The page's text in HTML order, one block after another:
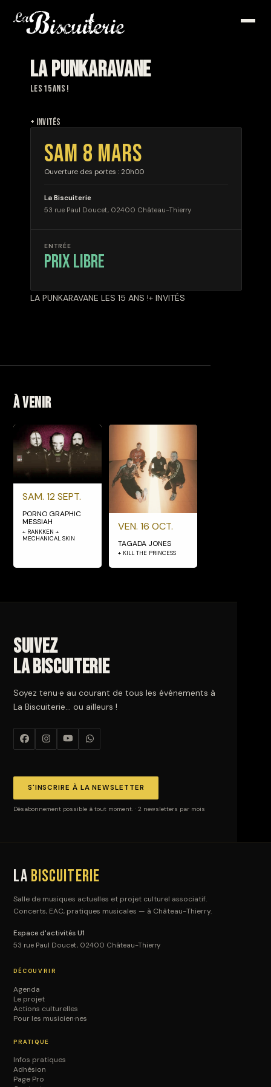
LA PUNKARAVANE
LES 15 ANS !
+ INVITÉS
LA PUNKARAVANE LES 15 ANS !+ INVITÉS
SAM 8 MARS
Ouverture des portes : 20h00
La Biscuiterie
53 rue Paul Doucet, 02400 Château-Thierry
ENTRÉE
prix libre
À venir
SAM. 12 SEPT.
PORNO GRAPHIC
MESSIAH
+ RANKKEN +
MECHANICAL SKIN
VEN. 16 OCT.
TAGADA JONES
+ KILL THE PRINCESS
Suivez
La Biscuiterie
Soyez tenu·e au courant de tous les événements à
La Biscuiterie… ou ailleurs !
S'INSCRIRE À LA NEWSLETTER
Désabonnement possible à tout moment. · 2 newsletters par mois
La Biscuiterie
Salle de musiques actuelles et projet culturel associatif.
Concerts, EAC, pratiques musicales — à Château-Thierry.
Espace d'activités U1
53 rue Paul Doucet, 02400 Château-Thierry
DÉCOUVRIR
Agenda
Le projet
Actions culturelles
Pour les musicien·nes
PRATIQUE
Infos pratiques
Adhésion
Page Pro